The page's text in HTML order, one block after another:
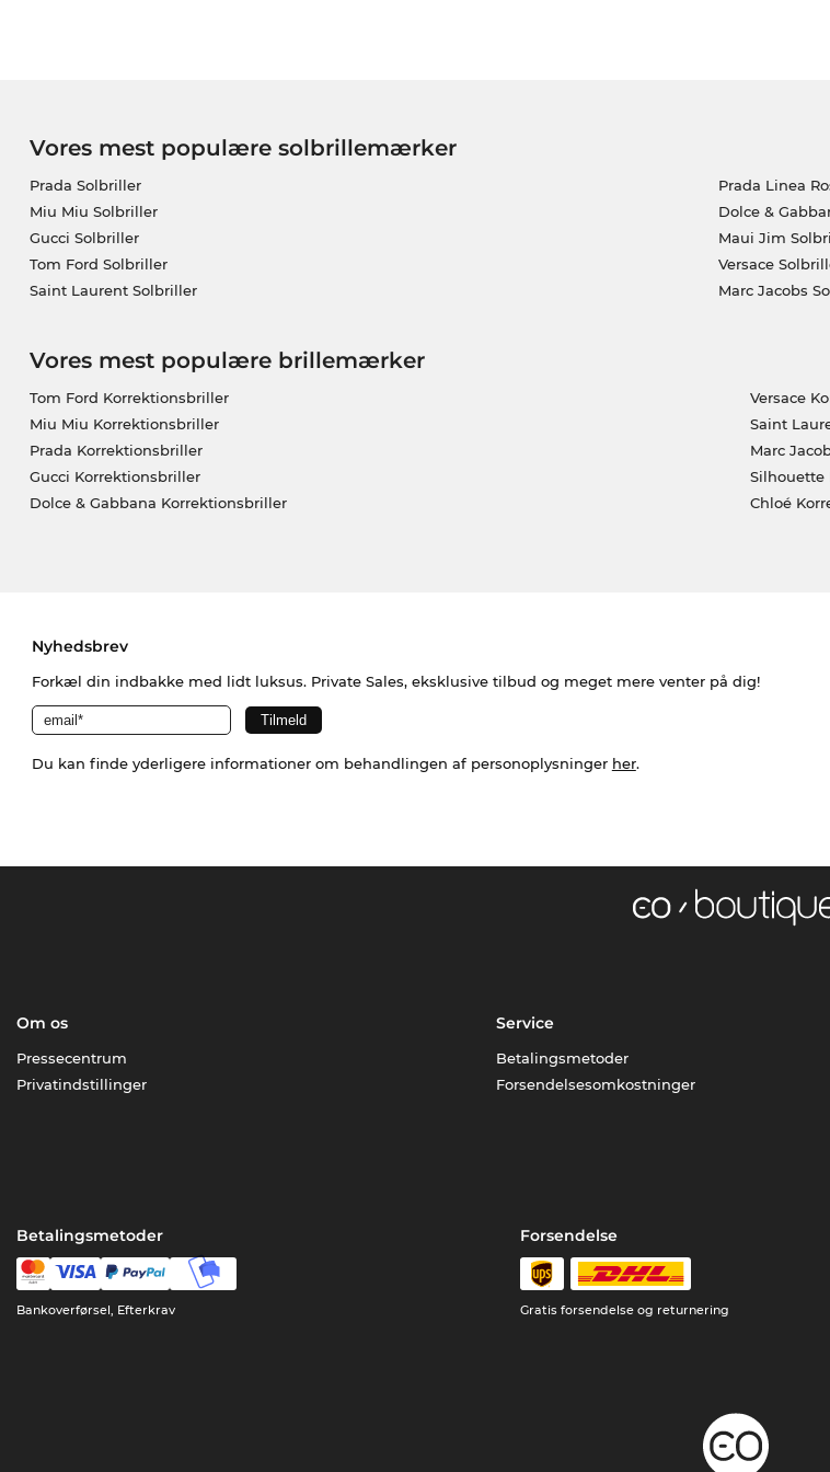
Vores mest populære solbrillemærker
Prada Solbriller
Miu Miu Solbriller
Gucci Solbriller
Tom Ford Solbriller
Saint Laurent Solbriller
Prada Linea
Dolce &
Maui Jim
Versace
Marc Jacobs
Vores mest populære brillemærker
Tom Ford Korrektionsbriller
Miu Miu Korrektionsbriller
Prada Korrektionsbriller
Gucci Korrektionsbriller
Dolce & Gabbana Korrektionsbriller
Versace
Saint
Marc
Silhouette
Chloé
Nyhedsbrev
Forkæl din indbakke med lidt luksus. Private Sales, eksklusive tilbud og meget mere venter på dig!
Du kan finde yderligere informationer om behandlingen af personoplysninger her.
Om os
Pressecentrum
Privatindstillinger
Service
Betalingsmetoder
Forsendelsesomkostninger
Betalingsmetoder
Bankoverførsel, Efterkrav
Forsendelse
Gratis forsendelse og returnering